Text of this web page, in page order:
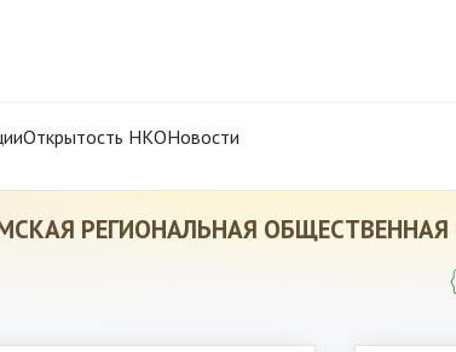
Открытость НКОНовости
РЕГИОНАЛЬНАЯ